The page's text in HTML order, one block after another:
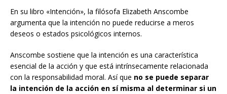
En su libro «Intención», la filósofa Elizabeth Anscombe
argumenta que la intención no puede reducirse a meros
deseos o estados psicológicos internos.
Anscombe sostiene que la intención es una característica
esencial de la acción y que está intrínsecamente relacionada
con la responsabilidad moral. Así que no se puede separar
la intención de la acción en sí misma al determinar si un